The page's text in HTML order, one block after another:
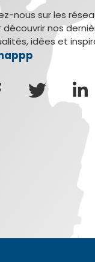
nous sur les
découvrir nos
idées et